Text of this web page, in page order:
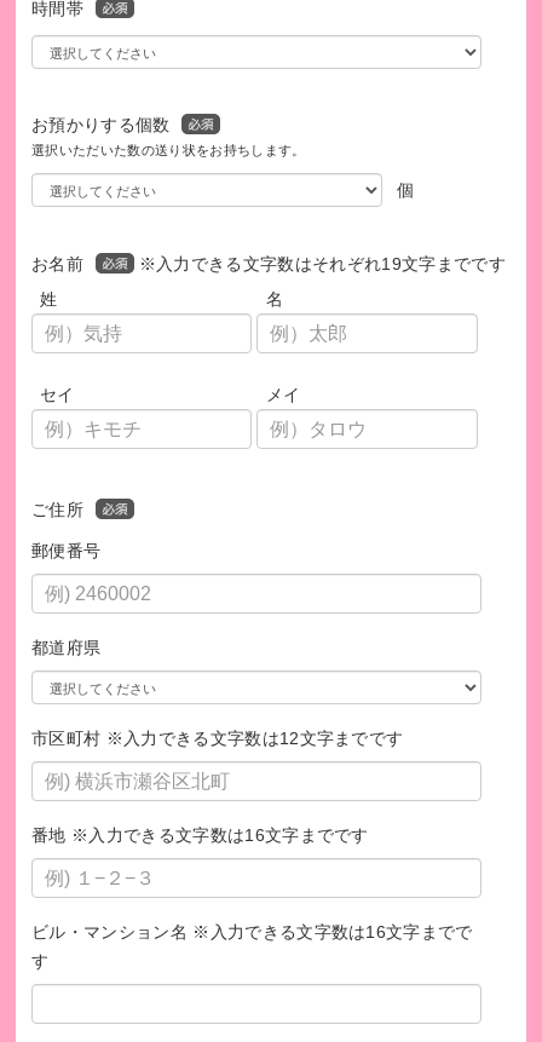
時間帯
お預かりする個数
選択いただいた数の送り状をお持ちします。
個
お名前
※入力できる文字数はそれぞれ19文字までです
姓
名
セイ メイ
ご住所
郵便番号
都道府県
市区町村 ※入力できる文字数は12文字までです
番地 ※入力できる文字数は16文字までです
ビル・マンション名 ※入力できる文字数は16文字までで
す